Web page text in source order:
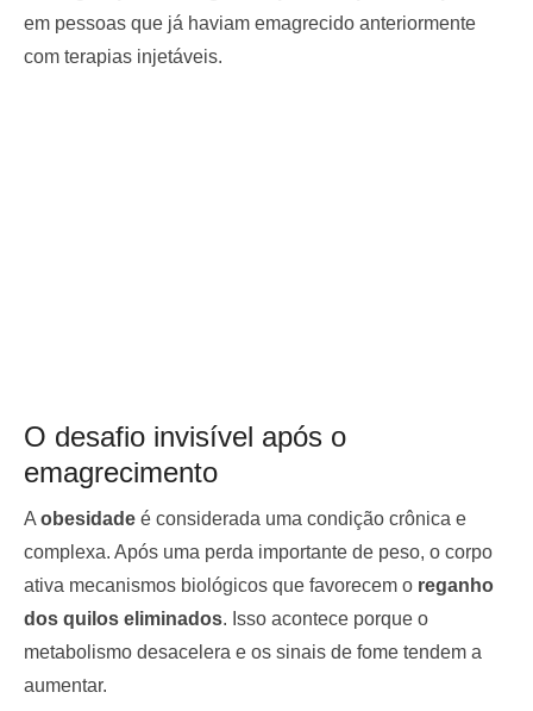
em pessoas que já haviam emagrecido anteriormente
com terapias injetáveis.
O desafio invisível após o
emagrecimento
A obesidade é considerada uma condição crônica e
complexa. Após uma perda importante de peso, o corpo
ativa mecanismos biológicos que favorecem o reganho
dos quilos eliminados. Isso acontece porque o
metabolismo desacelera e os sinais de fome tendem a
aumentar.